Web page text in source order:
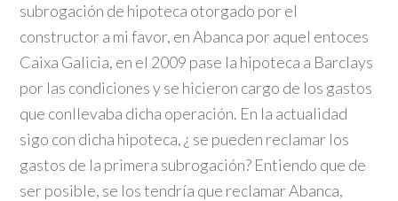
subrogación de hipoteca otorgado por el
constructor a mi favor, en Abanca por aquel entoces
Caixa Galicia, en el 2009 pase la hipoteca a Barclays
por las condiciones y se hicieron cargo de los gastos
que conllevaba dicha operación. En la actualidad
sigo con dicha hipoteca, ¿ se pueden reclamar los
gastos de la primera subrogación? Entiendo que de
ser posible, se los tendría que reclamar Abanca,